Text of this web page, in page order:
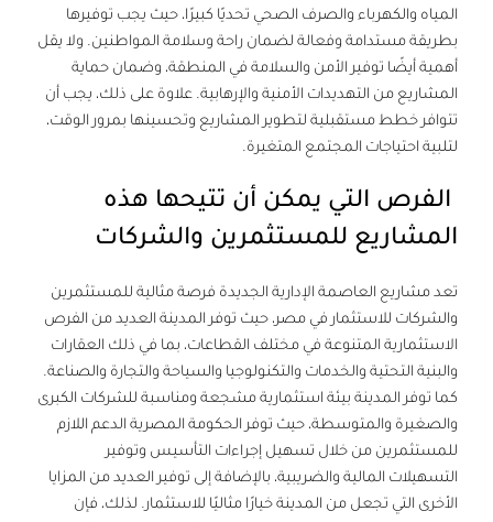
المياه والكهرباء والصرف الصحي تحديًا كبيرًا، حيث يجب توفيرها
بطريقة مستدامة وفعالة لضمان راحة وسلامة المواطنين. ولا يقل
أهمية أيضًا توفير الأمن والسلامة في المنطقة، وضمان حماية
المشاريع من التهديدات الأمنية والإرهابية. علاوة على ذلك، يجب أن
تتوافر خطط مستقبلية لتطوير المشاريع وتحسينها بمرور الوقت،
لتلبية احتياجات المجتمع المتغيرة.
الفرص التي يمكن أن تتيحها هذه
المشاريع للمستثمرين والشركات
تعد مشاريعالعاصمة الإدارية الجديدةفرصة مثالية للمستثمرين
والشركات للاستثمار في مصر، حيث توفر المدينة العديد من الفرص
الاستثمارية المتنوعة في مختلف القطاعات، بما في ذلك العقارات
والبنية التحتية والخدمات والتكنولوجيا والسياحة والتجارة والصناعة.
كما توفر المدينة بيئة استثمارية مشجعة ومناسبة للشركات الكبرى
والصغيرة والمتوسطة، حيث توفر الحكومة المصرية الدعم اللازم
للمستثمرين من خلال تسهيل إجراءات التأسيس وتوفير
التسهيلات المالية والضريبية، بالإضافة إلى توفير العديد من المزايا
الأخرى التي تجعل من المدينة خيارًا مثاليًا للاستثمار. لذلك، فإن